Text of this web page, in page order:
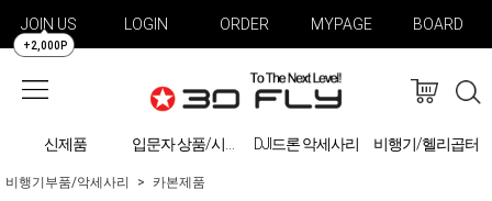
JOIN US
+2,000P
LOGIN ORDER MYPAGE BOARD
신제품 입문자 상품/시물레이션 DJI드론 악세사리 비행기/헬리곱터
비행기부품/악세사리 카본제품